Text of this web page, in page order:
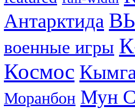
Антарктида
военные игры
Космос
Моранбон Мун